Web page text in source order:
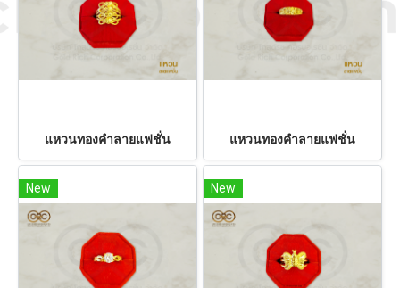
แหวนทองคำลายแฟชั่น แหวนทองคำลายแฟชั่น
New New